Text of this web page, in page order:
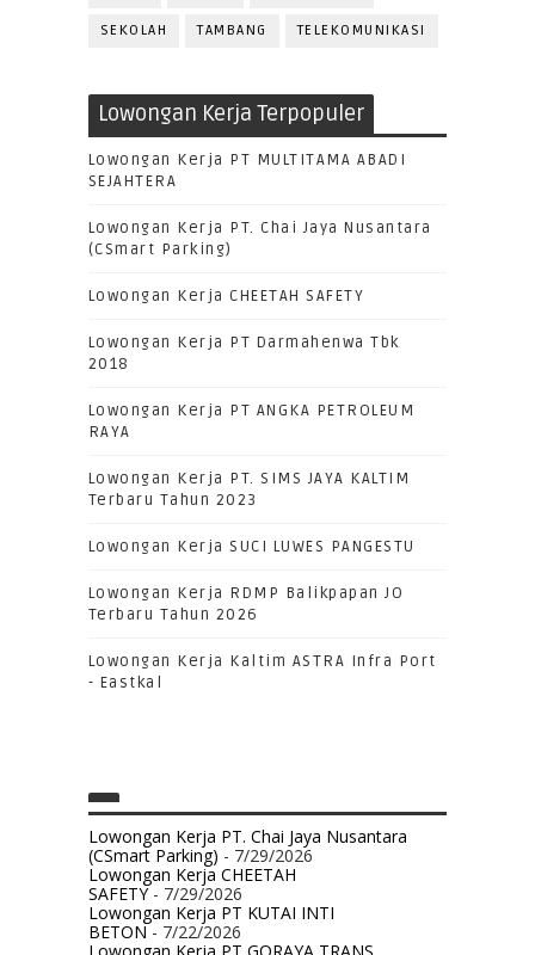
SEKOLAH TAMBANG TELEKOMUNIKASI
Lowongan Kerja Terpopuler
Lowongan Kerja PT MULTITAMA ABADI
SEJAHTERA
Lowongan Kerja PT. Chai Jaya Nusantara
(CSmart Parking)
Lowongan Kerja CHEETAH SAFETY
Lowongan Kerja PT Darmahenwa Tbk
2018
Lowongan Kerja PT ANGKA PETROLEUM
RAYA
Lowongan Kerja PT. SIMS JAYA KALTIM
Terbaru Tahun 2023
Lowongan Kerja SUCI LUWES PANGESTU
Lowongan Kerja RDMP Balikpapan JO
Terbaru Tahun 2026
Lowongan Kerja Kaltim ASTRA Infra Port
- Eastkal
Lowongan Kerja PT. Chai Jaya Nusantara
(CSmart Parking) - 7/29/2026
Lowongan Kerja CHEETAH
SAFETY- 7/29/2026
Lowongan Kerja PT KUTAI INTI
BETON- 7/22/2026